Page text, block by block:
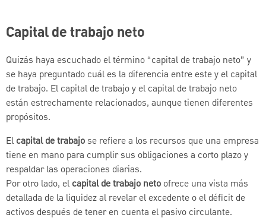
Capital de trabajo neto
Quizás haya escuchado el término “capital de trabajo neto” y
se haya preguntado cuál es la diferencia entre este y el capital
de trabajo. El capital de trabajo y el capital de trabajo neto
están estrechamente relacionados, aunque tienen diferentes
propósitos.
El capital de trabajose refiere a los recursos que una empresa
tiene en mano para cumplir sus obligaciones a corto plazo y
respaldar las operaciones diarias.
Por otro lado, el capital de trabajo neto ofrece una vista más
detallada de la liquidez al revelar el excedente o el déficit de
activos después de tener en cuenta el pasivo circulante.